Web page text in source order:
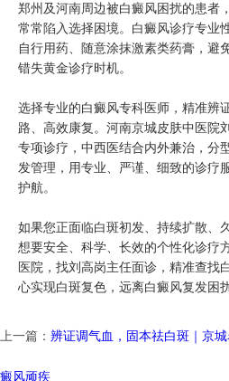
郑州及河南周边被白癜风困扰的患者
常常陷入选择困境。白癜风诊疗专业
自行用药、随意涂抹激素类药膏，避
错失黄金诊疗时机。
选择专业的白癜风专科医师，精准辨
路、高效康复。河南京城皮肤中医院
专项诊疗，中西医结合内外兼治，分
发管理，用专业、严谨、细致的诊疗
护航。
如果您正面临白斑初发、持续扩散、
想要安全、科学、长效的个性化诊疗
医院，找刘高岗主任面诊，精准查找
心实现白斑复色，远离白癜风复发困扰
上一篇： 辨证调气血，固本祛白斑｜京
癜风顽疾